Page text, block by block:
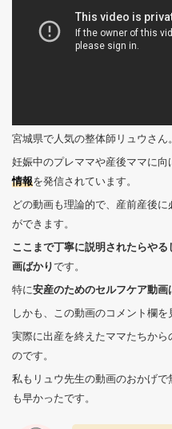
宮城県で人気の整体師リュウさん。
妊娠中のプレママや産後ママに向
情報を発信されています。
どの動画も理論的で、産前産後
ができます。
ここまで丁寧に説明されたらや
画ばかりです。
特に安産のためのセルフケア動画
しかも、この動画のコメント欄を
実際に出産を終えたママたちか
のです。
私もリュウ先生の動画のおかげ
も早かったです。